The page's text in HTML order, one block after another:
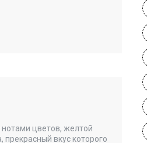
нотами цветов, желтой
вкус которого